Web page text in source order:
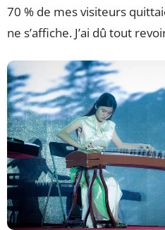
70 % de mes visiteurs
ne s’affiche. J’ai dû tout